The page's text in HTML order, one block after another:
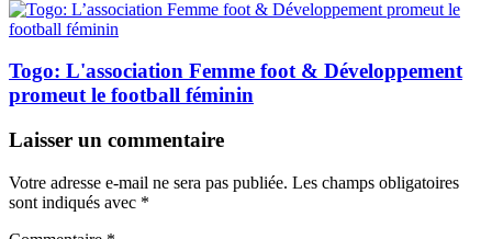
Togo: L'association Femme foot & Développement
promeut le football féminin
Laisser un commentaire
Votre adresse e-mail ne sera pas publiée. Les champs obligatoires
sont indiqués avec *